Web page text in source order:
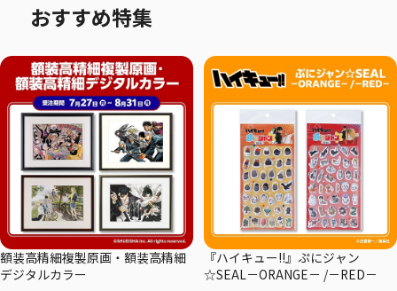
おすすめ特集
額装高精細複製原画・額装高精細
デジタルカラー
『ハイキュー!!』ぷにジャン
☆SEAL－ORANGE－ /－RED－